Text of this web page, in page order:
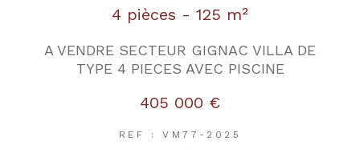
4 pièces - 125 m²
A VENDRE SECTEUR GIGNAC VILLA DE
TYPE 4 PIECES AVEC PISCINE
405 000 €
REF : VM77-2025